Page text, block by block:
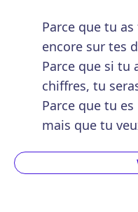
Parce que tu
encore sur tes
Parce que si tu
chiffres, tu
Parce que tu
mais que tu